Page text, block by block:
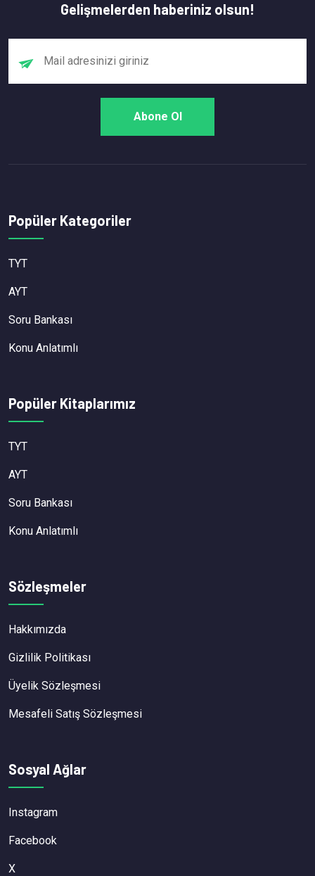
Gelişmelerden haberiniz olsun!
Popüler Kategoriler
TYT
AYT
Soru Bankası
Konu Anlatımlı
Popüler Kitaplarımız
TYT
AYT
Soru Bankası
Konu Anlatımlı
Sözleşmeler
Hakkımızda
Gizlilik Politikası
Üyelik Sözleşmesi
Mesafeli Satış Sözleşmesi
Sosyal Ağlar
Instagram
Facebook
X